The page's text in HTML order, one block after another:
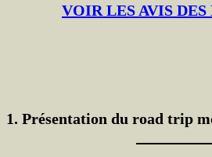
VOIR LES AVIS
1. Présentation du road trip